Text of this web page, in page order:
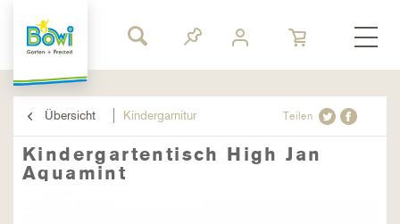
Übersicht Kindergarnitur Teilen
Kindergartentisch High Jan
Aquamint